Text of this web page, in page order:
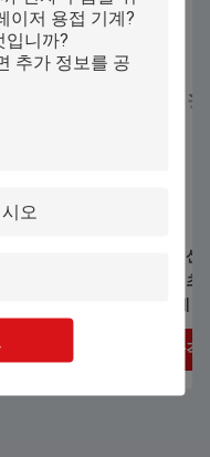
자동 컴퓨터화된
속옷 브래시 티셔
최상의 가격